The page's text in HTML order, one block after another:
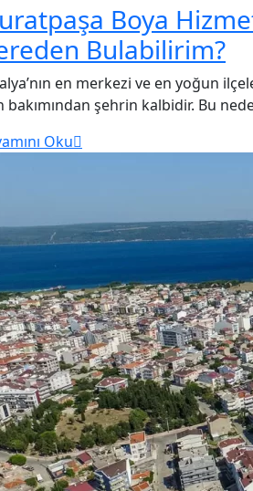
Boya
Bulabilirim?
en merkezi ve en yoğun
bakımından şehrin kalbidir. Bu
Oku